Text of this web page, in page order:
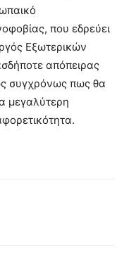
που εδρεύει
Εξωτερικών
απόπειρας
συγχρόνως πως θα
μεγαλύτερη